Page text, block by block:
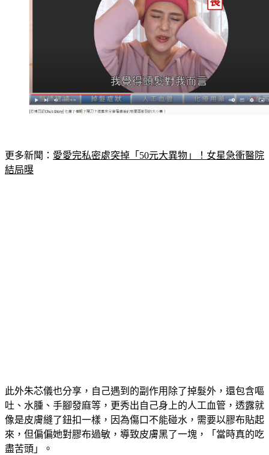
更多新聞： 愛愛完私密處突掉「50元大異物」！女星急衝醫院
結局曝
此外朱芯儀也分享，自己遇到的副作用除了掉髮外，還包含嘔
吐、水腫、手腳發麻等，更秀出自己身上的人工血管，透露就
像是皮膚縫了鈕扣一樣，因為傷口不能碰水，需要以膠布貼起
來，但偏偏她對膠布過敏，導致皮膚黑了一塊，「當時真的吃
盡苦頭」。